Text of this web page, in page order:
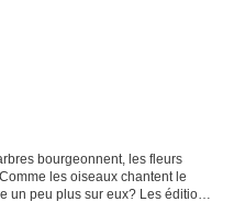
bourgeonnent, les fleurs
les oiseaux chantent le
peu plus sur eux? Les éditions